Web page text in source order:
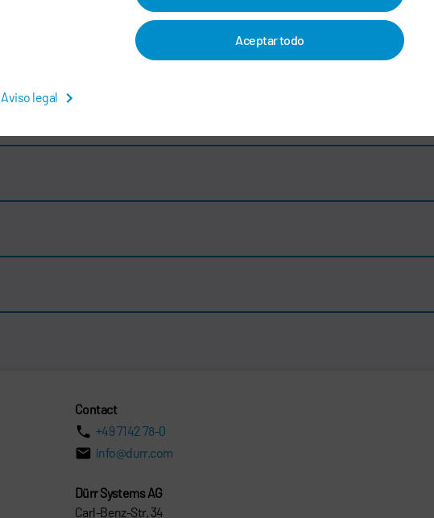
Aceptar todo
Aviso legal
Contact
+49 7142 78-0
info@durr.com
Dürr Systems AG
Carl-Benz-Str. 34